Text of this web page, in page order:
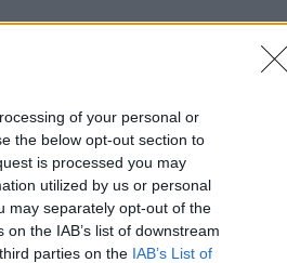
of your personal or
the below opt-out section to
is processed you may
utilized by us or personal
may separately opt-out of the
the IAB’s list of downstream
parties on the IAB’s List of
to, kas šventinį
iš pagrindų
„Meistro kokybės“